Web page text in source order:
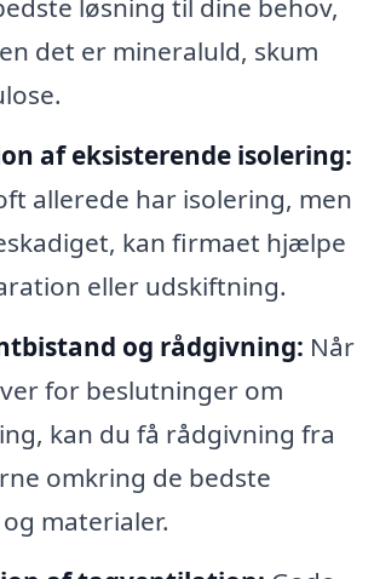
løsning til dine behov,
det er mineraluld, skum
af eksisterende isolering:
allerede har isolering, men
kan firmaet hjælpe
eller udskiftning.
og rådgivning: Når
for beslutninger om
kan du få rådgivning fra
omkring de bedste
materialer.